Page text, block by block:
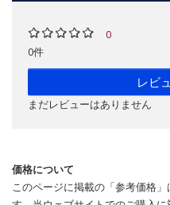
0
0件
レビ
まだレビューはありません
価格について
このページに掲載の「参考価格